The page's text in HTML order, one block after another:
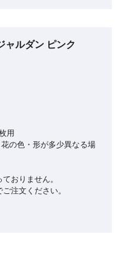
ャルダン ピンク
用
の色・形が多少異なる場
おりません。
注文ください。